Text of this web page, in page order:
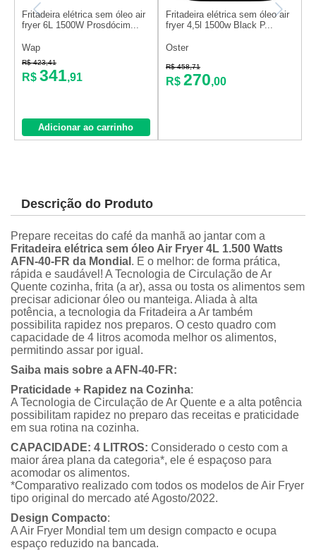
Fritadeira elétrica sem óleo air
fryer 6L 1500W Prosdócim...
Wap
R$ 423,41
R$ 341,91
Adicionar ao carrinho
Fritadeira elétrica sem óleo air
fryer 4,5l 1500w Black P...
Oster
R$ 458,71
R$ 270,00
Descrição do Produto
Prepare receitas do café da manhã ao jantar com a
Fritadeira elétrica sem óleo Air Fryer 4L 1.500 Watts
AFN-40-FR da Mondial . E o melhor: de forma prática,
rápida e saudável! A Tecnologia de Circulação de Ar
Quente cozinha, frita (a ar), assa ou tosta os alimentos sem
precisar adicionar óleo ou manteiga. Aliada à alta
potência, a tecnologia da Fritadeira a Ar também
possibilita rapidez nos preparos. O cesto quadro com
capacidade de 4 litros acomoda melhor os alimentos,
permitindo assar por igual.
Saiba mais sobre a AFN-40-FR:
Praticidade + Rapidez na Cozinha:
A Tecnologia de Circulação de Ar Quente e a alta potência
possibilitam rapidez no preparo das receitas e praticidade
em sua rotina na cozinha.
CAPACIDADE: 4 LITROS: Considerado o cesto com a
maior área plana da categoria*, ele é espaçoso para
acomodar os alimentos.
*Comparativo realizado com todos os modelos de Air Fryer
tipo original do mercado até Agosto/2022.
Design Compacto:
A Air Fryer Mondial tem um design compacto e ocupa
espaço reduzido na bancada.